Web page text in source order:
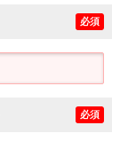
必須
必須